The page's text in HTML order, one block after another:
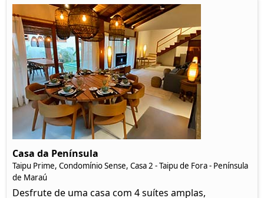
Casa da Península
Taipu Prime, Condomínio Sense, Casa 2 - Taipu de Fora - Península
de Maraú
Desfrute de uma casa com 4 suítes amplas,